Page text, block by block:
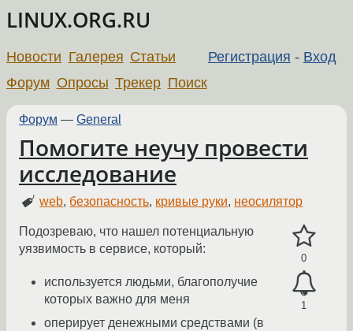
LINUX.ORG.RU
Регистрация - Вход
Новости Галерея Статьи
Форум Опросы Трекер Поиск
Форум — General
Помогите неучу провести
исследование
web, безопасность, кривые руки, неосилятор
0
1
Подозреваю, что нашел потенциальную
уязвимость в сервисе, который:
используется людьми, благополучие
которых важно для меня
оперирует денежными средствами (в